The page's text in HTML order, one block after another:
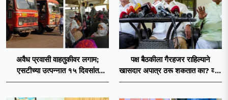
अवैध प्रवासी वाहतुकीवर लगाम;
एसटीच्या उत्पन्नात १५ दिवसांत
४३.८३ कोटींची वाढ!
पक्ष बैठकीला गैरहजर राहिल्याने
खासदार अपात्र ठरू शकतात का? व्हीप
आणि कायदा नेमकं काय सांगतो?